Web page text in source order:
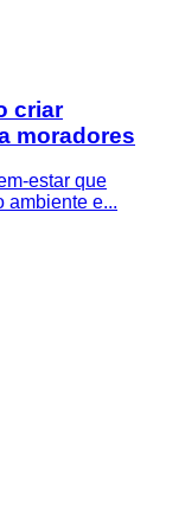
criar
moradores
estar que
ambiente e...